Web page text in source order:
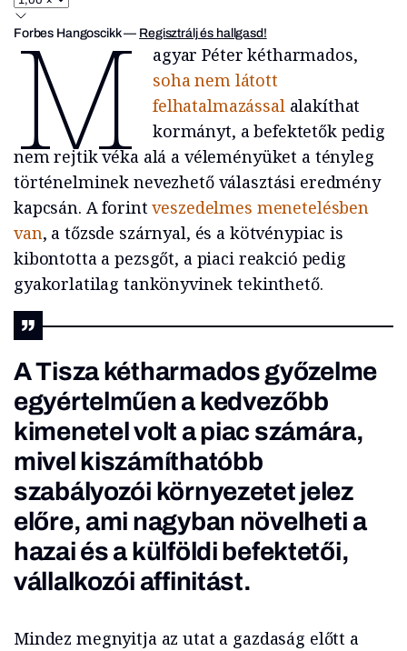
Forbes Hangoscikk— Regisztrálj és hallgasd!
M
agyar Péter kétharmados,
soha nem látott
felhatalmazássalalakíthat
kormányt, a befektetők pedig
nem rejtik véka alá a véleményüket a tényleg
történelminek nevezhető választási eredmény
kapcsán. A forintveszedelmes menetelésben
van, a tőzsde szárnyal, és a kötvénypiac is
kibontotta a pezsgőt, a piaci reakció pedig
gyakorlatilag tankönyvinek tekinthető.
A Tisza kétharmados győzelme
egyértelműen a kedvezőbb
kimenetel volt a piac számára,
mivel kiszámíthatóbb
szabályozói környezetet jelez
előre, ami nagyban növelheti a
hazai és a külföldi befektetői,
vállalkozói affinitást.
Mindez megnyitja az utat a gazdaság előtt a